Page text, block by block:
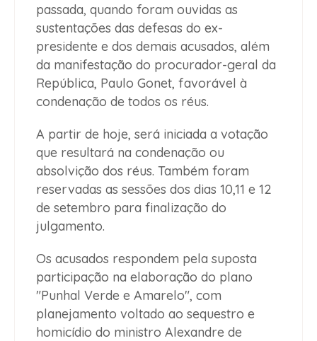
passada, quando foram ouvidas as
sustentações das defesas do ex-
presidente e dos demais acusados, além
da manifestação do procurador-geral da
República, Paulo Gonet, favorável à
condenação de todos os réus.
A partir de hoje, será iniciada a votação
que resultará na condenação ou
absolvição dos réus. Também foram
reservadas as sessões dos dias 10,11 e 12
de setembro para finalização do
julgamento.
Os acusados respondem pela suposta
participação na elaboração do plano
"Punhal Verde e Amarelo", com
planejamento voltado ao sequestro e
homicídio do ministro Alexandre de